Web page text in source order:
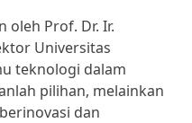
oleh Prof. Dr. Ir.
Universitas
teknologi dalam
pilihan, melainkan
dan